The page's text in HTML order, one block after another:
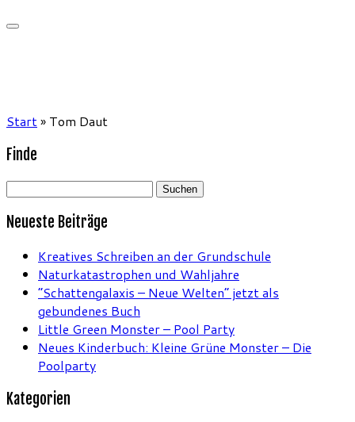
Start» Tom Daut
Finde
Suchen
Neueste Beiträge
Kreatives Schreiben an der Grundschule
Naturkatastrophen und Wahljahre
“Schattengalaxis – Neue Welten” jetzt als
gebundenes Buch
Little Green Monster – Pool Party
Neues Kinderbuch: Kleine Grüne Monster – Die
Poolparty
Kategorien